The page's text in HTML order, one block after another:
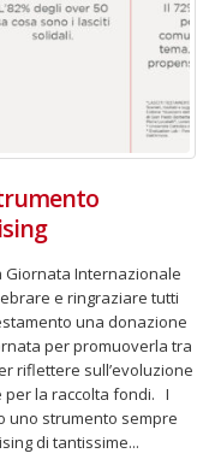
Giornata Internazionale
e ringraziare tutti
una donazione
per promuoverla tra
riflettere sull’evoluzione
per la raccolta fondi. I
uno strumento sempre
di tantissime...